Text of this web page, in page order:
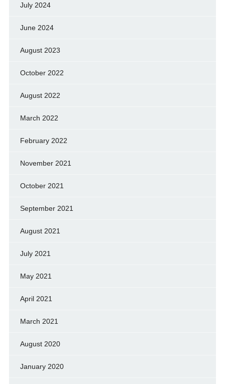
July 2024
June 2024
August 2023
October 2022
August 2022
March 2022
February 2022
November 2021
October 2021
September 2021
August 2021
July 2021
May 2021
April 2021
March 2021
August 2020
January 2020